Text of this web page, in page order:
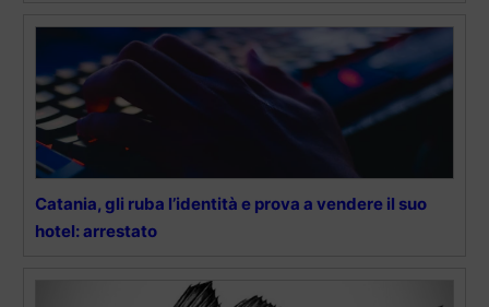
Catania, gli ruba l’identità e prova a vendere il suo
hotel: arrestato